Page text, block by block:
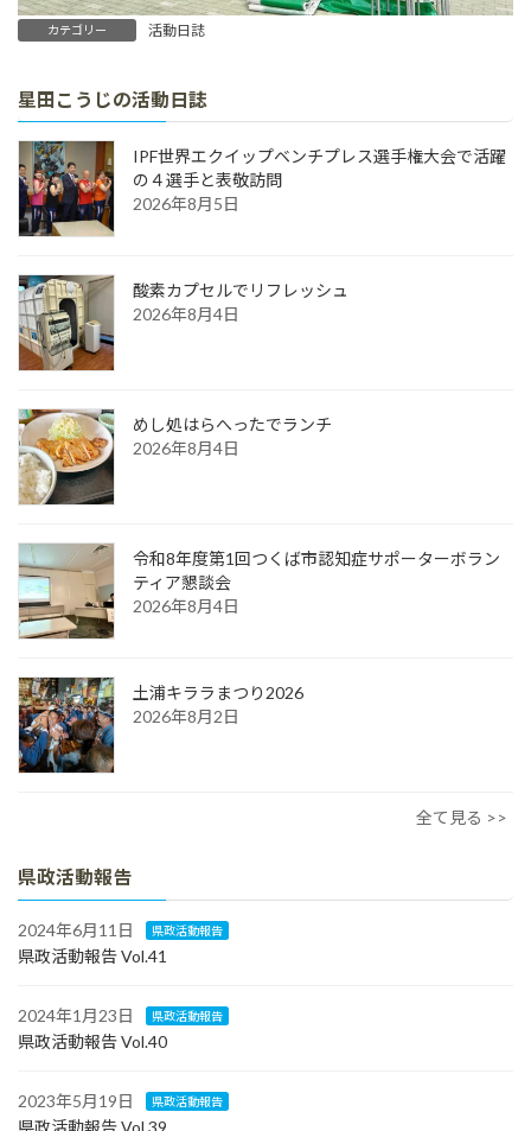
カテゴリー 活動日誌
星田こうじの活動日誌
IPF世界エクイップベンチプレス選手権大会で活躍
の４選手と表敬訪問
2026年8月5日
酸素カプセルでリフレッシュ
2026年8月4日
めし処はらへったでランチ
2026年8月4日
令和8年度第1回つくば市認知症サポーターボラン
ティア懇談会
2026年8月4日
土浦キララまつり2026
2026年8月2日
全て見る >>
県政活動報告
2024年6月11日 県政活動報告
県政活動報告 Vol.41
2024年1月23日 県政活動報告
県政活動報告 Vol.40
2023年5月19日 県政活動報告